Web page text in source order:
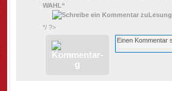
WAHL“
*/ ?>